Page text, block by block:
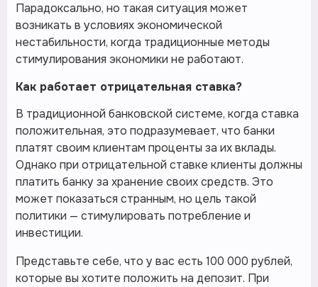
Парадоксально, но такая ситуация может
возникать в условиях экономической
нестабильности, когда традиционные методы
стимулирования экономики не работают.
Как работает отрицательная ставка?
В традиционной банковской системе, когда ставка
положительная, это подразумевает, что банки
платят своим клиентам проценты за их вклады.
Однако при отрицательной ставке клиенты должны
платить банку за хранение своих средств. Это
может показаться странным, но цель такой
политики — стимулировать потребление и
инвестиции.
Представьте себе, что у вас есть 100 000 рублей,
которые вы хотите положить на депозит. При